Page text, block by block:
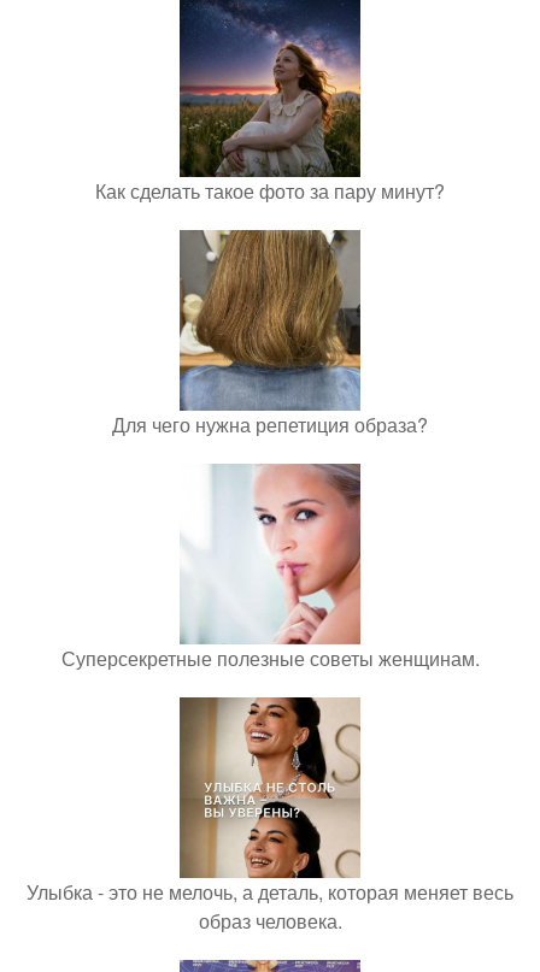
Как сделать такое фото за пару минут?
Для чего нужна репетиция образа?
Суперсекретные полезные советы женщинам.
Улыбка - это не мелочь, а деталь, которая меняет весь
образ человека.